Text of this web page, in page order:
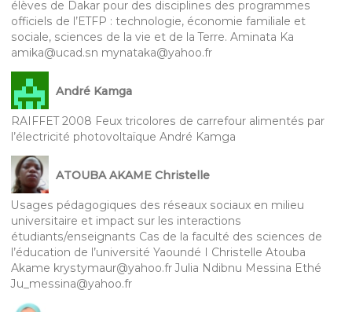
élèves de Dakar pour des disciplines des programmes
officiels de l’ETFP : technologie, économie familiale et
sociale, sciences de la vie et de la Terre. Aminata Ka
amika@ucad.sn mynataka@yahoo.fr
André Kamga
RAIFFET 2008 Feux tricolores de carrefour alimentés par
l’électricité photovoltaïque André Kamga
ATOUBA AKAME Christelle
Usages pédagogiques des réseaux sociaux en milieu
universitaire et impact sur les interactions
étudiants/enseignants Cas de la faculté des sciences de
l’éducation de l’université Yaoundé I Christelle Atouba
Akame krystymaur@yahoo.fr Julia Ndibnu Messina Ethé
Ju_messina@yahoo.fr